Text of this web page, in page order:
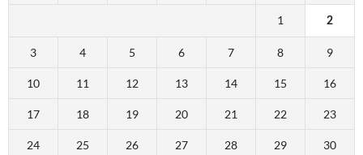
1 2
3 4 5 6 7 8 9
10 11 12 13 14 15 16
17 18 19 20 21 22 23
24 25 26 27 28 29 30